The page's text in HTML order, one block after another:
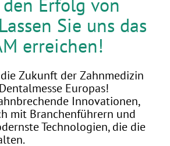
Sie uns das
erreichen!
Zukunft der Zahnmedizin
Europas!
Innovationen,
mit Branchenführern und
Technologien, die die